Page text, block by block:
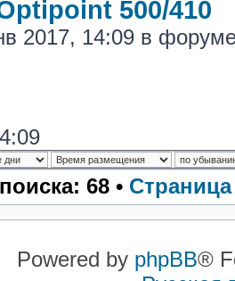
500/410
2017, 14:09 в
68 •
Powered by phpBB®